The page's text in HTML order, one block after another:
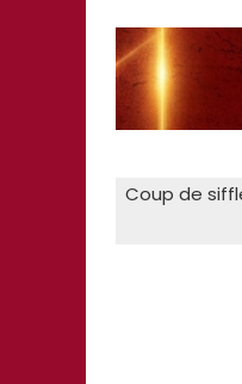
Coup de